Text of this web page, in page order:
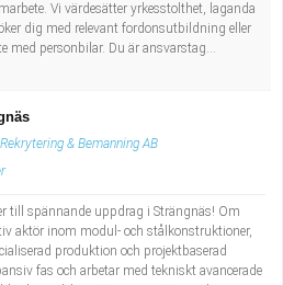
Vi värdesätter yrkesstolthet, laganda
dig med relevant fordonsutbildning eller
med personbilar. Du är ansvarstag...
& Bemanning AB
till spännande uppdrag i Strängnäs! Om
aktör inom modul- och stålkonstruktioner,
produktion och projektbaserad
fas och arbetar med tekniskt avancerade